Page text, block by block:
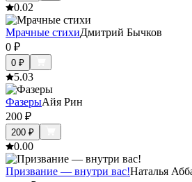
0.02
Мрачные стихиДмитрий Бычков
0 ₽
0 ₽
5.03
ФазерыАйя Рин
200 ₽
200 ₽
0.00
Призвание — внутри вас!Наталья